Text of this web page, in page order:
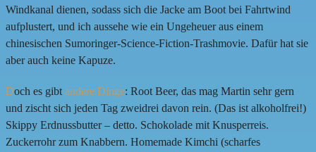
Windkanal dienen, sodass sich die Jacke am Boot bei Fahrtwind
aufplustert, und ich aussehe wie ein Ungeheuer aus einem
chinesischen Sumoringer-Science-Fiction-Trashmovie. Dafür hat sie
aber auch keine Kapuze.
Doch es gibt andere Dinge: Root Beer, das mag Martin sehr gern
und zischt sich jeden Tag zweidrei davon rein. (Das ist alkoholfrei!)
Skippy Erdnussbutter – detto. Schokolade mit Knusperreis.
Zuckerrohr zum Knabbern. Homemade Kimchi (scharfes